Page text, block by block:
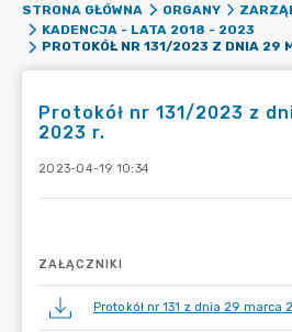
STRONA GŁÓWNA ORGANY
KADENCJA - LATA 2018 - 2023
Protokół nr 131/2023 z
2023 r.
2023-04-19 10:34
ZAŁĄCZNIKI
Protokół nr 131 z dnia 29 marca